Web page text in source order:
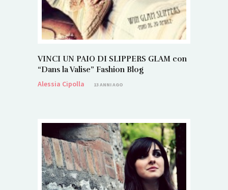
VINCI UN PAIO DI SLIPPERS GLAM con
“Dans la Valise” Fashion Blog
Alessia Cipolla
13 ANNI AGO